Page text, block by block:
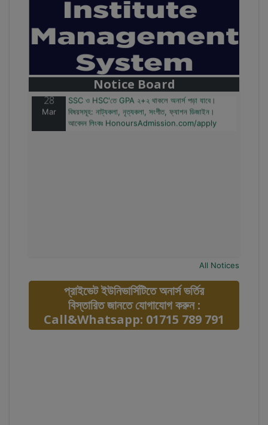
Notice Board
বাজেটের মধ্যে প্রাইভেট ইউনিভার্সিটিতে অনার্স পড়ার সুযোগ।
২০টির অধিক বিষয়, ৪ বছরে মোট খরচ ২ লক্ষ থেকে ৫ লক্ষ টাকা।
আবেদন লিংকঃ HonoursAdmission.com/apply
28
Mar
SSC ও HSC'তে GPA ২+২ থাকলে অনার্স পড়া যাবে।
বিষয়সমূহ: নাট্যকলা, নৃত্যকলা, সংগীত, ফ্যাশন ডিজাইন।
আবেদন লিংকঃ HonoursAdmission.com/apply
All Notices
প্রাইভেট ইউনিভার্সিটিতে অনার্স ভর্তির
বিস্তারিত জানতে যোগাযোগ করুন :
Call&Whatsapp: 01715 789 791